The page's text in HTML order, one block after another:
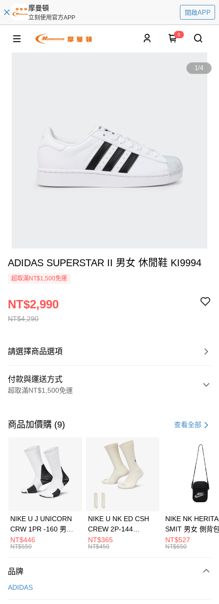
摩曼頓
立刻使用官方APP
開啟APP
0
1/4
ADIDAS SUPERSTAR II 男女 休閒鞋 KI9994
超取滿NT$1,500免運
NT$4,290
NT$2,990
請選擇商品選項
付款與運送方式
超取滿NT$1,500免運
信用卡一次付款
3 期 0 利率 每期 21家銀行
合作金庫商業銀行
第一商業銀行
華南商業銀行
彰化商業銀行
上海商業儲蓄銀行
元大商業銀行
台灣樂天信用卡公司
Apple Pay
全盈+PAY
AFTEE先享後付
【關於「AFTEE先享後付」】
便利好安心！
運送方式
商品加價購 (9) 查看全部
NIKE U J UNICORN
CRW 1PR -160 男女
中統襪 FZ3393100
NT$446
NT$550
NIKE U NK ED CSH
CREW 2P-144
EMBRDY 男女 短統襪
FZ3073133
NT$365
NT$450
NIKE NK
SMIT 男女 側背
BA5871010
NT$527
NT$650
品牌
ADIDAS